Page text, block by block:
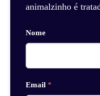
animalzinho é
Nome
Email *